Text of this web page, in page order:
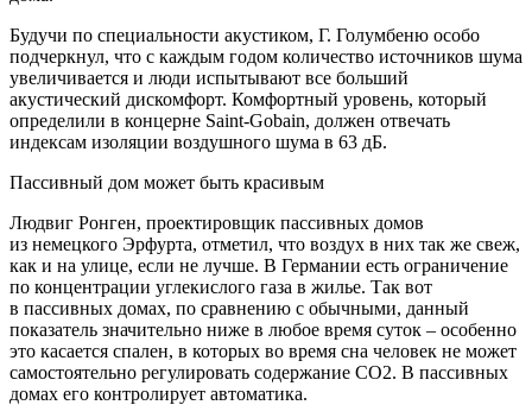
Будучи по специальности акустиком, Г. Голумбеню особо
подчеркнул, что с каждым годом количество источников шума
увеличивается и люди испытывают все больший
акустический дискомфорт. Комфортный уровень, который
определили в концерне Saint-Gobain, должен отвечать
индексам изоляции воздушного шума в 63 дБ.
Пассивный дом может быть красивым
Людвиг Ронген, проектировщик пассивных домов
из немецкого Эрфурта, отметил, что воздух в них так же свеж,
как и на улице, если не лучше. В Германии есть ограничение
по концентрации углекислого газа в жилье. Так вот
в пассивных домах, по сравнению с обычными, данный
показатель значительно ниже в любое время суток – особенно
это касается спален, в которых во время сна человек не может
самостоятельно регулировать содержание СО2. В пассивных
домах его контролирует автоматика.